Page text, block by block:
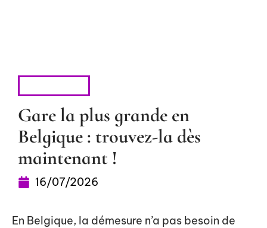
Gare la plus grande en
Belgique : trouvez-la dès
maintenant !
16/07/2026
En Belgique, la démesure n’a pas besoin de